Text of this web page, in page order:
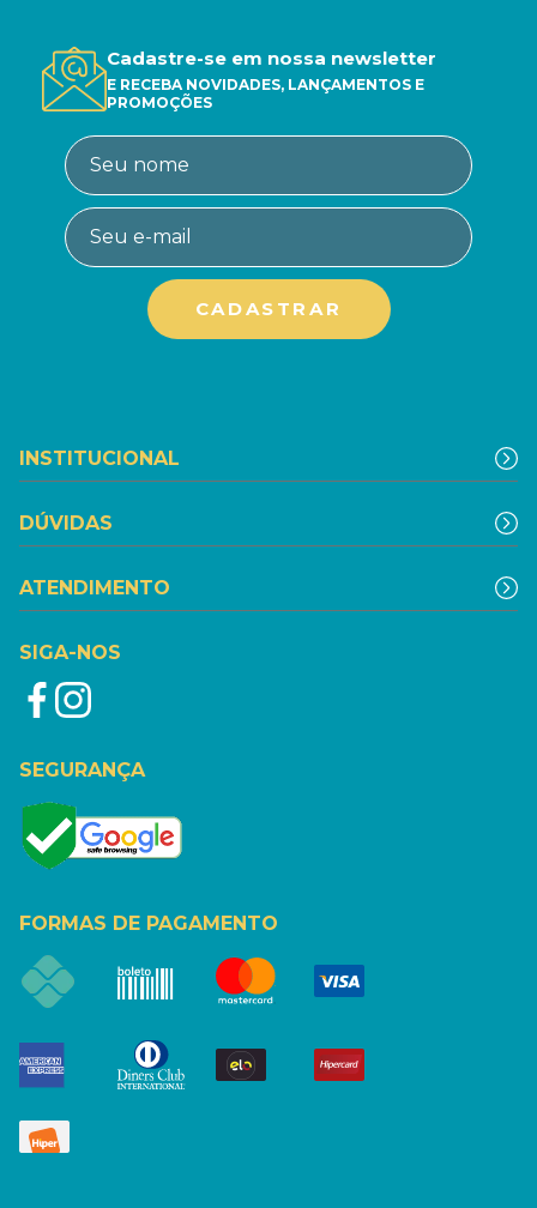
Cadastre-se em nossa newsletter
E RECEBA NOVIDADES, LANÇAMENTOS E
PROMOÇÕES
INSTITUCIONAL
DÚVIDAS
ATENDIMENTO
SIGA-NOS
SEGURANÇA
FORMAS DE PAGAMENTO